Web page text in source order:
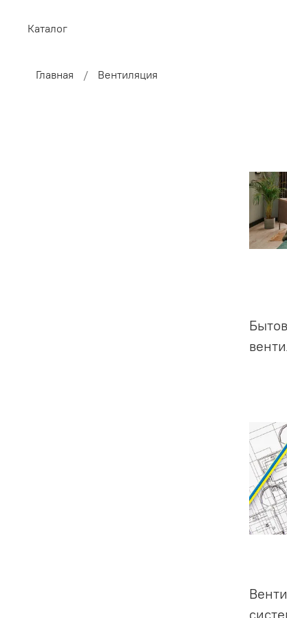
Каталог
Главная Вентиляция